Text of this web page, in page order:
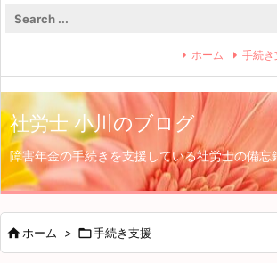
社労士 小川のブログ
障害年金の手続きを支援している社労士の備忘
ホーム 手続き
ホーム > 手続き支援